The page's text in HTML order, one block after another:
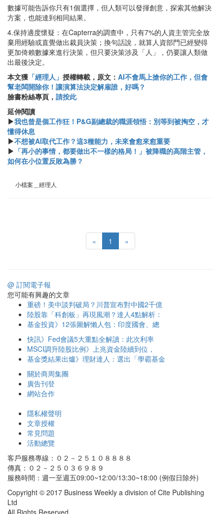
數據可能告訴你只有1個選擇，但人類可以發揮創意，探索其他解決
方案，也能達到相同結果。
4.保持適度懷疑：在Capterra的調查中，只有7%的人資主管完全放
棄用經驗或直覺做出裁員決策；換句話說，就算人資部門已經變得
更加倚賴數據來進行決策，但只要決策涉及「人」，仍要讓人類做
出最後決定。
本文獲 「經理人」 授權轉載，原文： AI不會馬上搶你的工作，但會
幫老闆開除你！讓演算法決定解雇誰，好嗎？
臉書粉絲專頁， 請按此
延伸閱讀
▶我也曾是個工作狂！P&G副總裁的職涯領悟：別等到被掏空，才
懂得休息
▶不想被AI取代工作？這3種能力，未來會愈來愈重要
▶ 「再小的事情，都要做出不一樣的格局！」被降職的高階主管，
如何在小位置反敗為勝？
小檔案＿經理人
« 1 »
@ 訂閱電子報
您可能有興趣的文章
重磅！美中談判破局？川普宣布對中國2千億
陸股靠「科創板」再現風潮？達人4點解析：
基金投資》12張圖解懶人包：印度國會、總
快訊》Fed會議5大重點全解讀：此次利率
MSCI調升陸股比例》上兆資金陸續到位，
基金獎結果出爐》理財達人：選出「學霸基金
關於商周集團
廣告刊登
網站合作
隱私權聲明
文章授權
常見問題
活動總覽
客戶服務專線：０２－２５１０８８８８
傳真：０２－２５０３６９８９
服務時間：週一至週五09:00~12:00/13:30~18:00 (例假日除外)
Copyright © 2017 Business Weekly a division of Cite Publishing
Ltd
All Rights Reserved.